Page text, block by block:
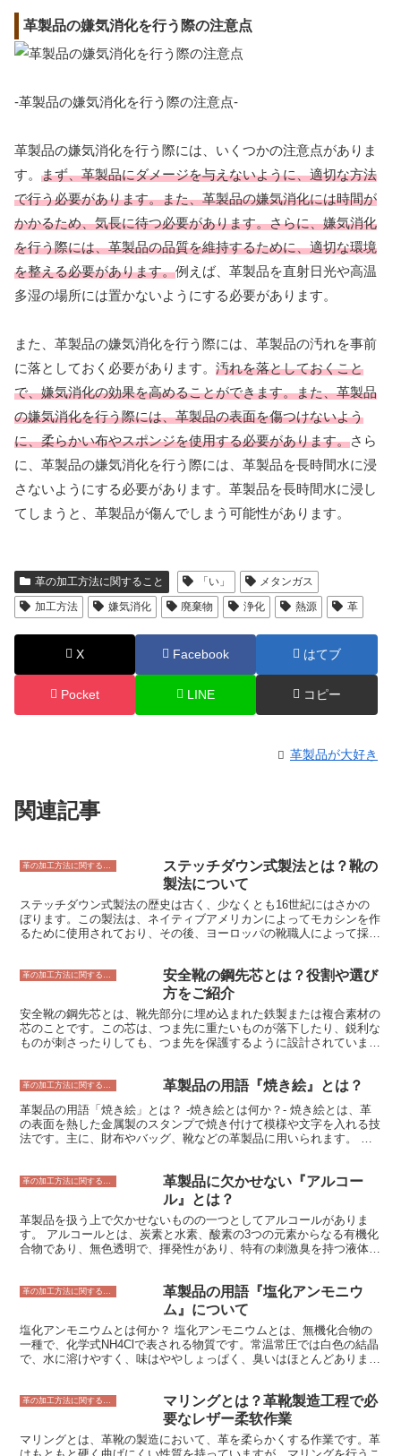
革製品の嫌気消化を行う際の注意点
-革製品の嫌気消化を行う際の注意点-
革製品の嫌気消化を行う際には、いくつかの注意点がありま
す。 まず、革製品にダメージを与えないように、適切な方法
で行う必要があります。また、革製品の嫌気消化には時間が
かかるため、気長に待つ必要があります。さらに、嫌気消化
を行う際には、革製品の品質を維持するために、適切な環境
を整える必要があります。例えば、革製品を直射日光や高温
多湿の場所には置かないようにする必要があります。
また、革製品の嫌気消化を行う際には、革製品の汚れを事前
に落としておく必要があります。 汚れを落としておくこと
で、嫌気消化の効果を高めることができます。また、革製品
の嫌気消化を行う際には、革製品の表面を傷つけないよう
に、柔らかい布やスポンジを使用する必要があります。さら
に、革製品の嫌気消化を行う際には、革製品を長時間水に浸
さないようにする必要があります。革製品を長時間水に浸し
てしまうと、革製品が傷んでしまう可能性があります。
革の加工方法に関すること 「い」
メタンガス
加工方法
嫌気消化 廃棄物 浄化 熱源 革
X Facebook はてブ
Pocket LINE コピー
革製品が大好き
関連記事
ステッチダウン式製法とは？靴の
製法について
ステッチダウン式製法の歴史は古く、少なくとも16世紀にはさかの
ぼります。この製法は、ネイティブアメリカンによってモカシンを作
るために使用されており、その後、ヨーロッパの靴職人によって採用
ブーツやワークブーツを作るために広く使用されていました。この製
法は、靴の製造をより効率的にする機械の発明によってさらに人気が
高まりました。今日では、ステッチダウン式製法は、ワークブーツ、
カジュアルシューズ、ドレスシューズなど、さまざまな靴に使用され
ています。
革の加工方法に関すること
安全靴の鋼先芯とは？役割や選び
方をご紹介
安全靴の鋼先芯とは、靴先部分に埋め込まれた鉄製または複合素材の
芯のことです。この芯は、つま先に重たいものが落下したり、鋭利な
ものが刺さったりしても、つま先を保護するように設計されていま
鋼先芯には、様々な種類があります。最も一般的なのは、鉄製の鋼先
担がかかる場合があります。また、複合素材で作られた鋼先芯もあり
ます。複合素材製の鋼先芯は、鉄製の鋼先芯よりも軽量で、足に優し
いですが、鉄製の鋼先芯よりも高価です。 安全靴の鋼先芯を選ぶ際
鋼先芯の種類を選ぶこと。 ・つま先を保護するのに十分な大きさの
鋼先芯を選ぶこと。 ・鋼先芯が靴の中で正しくフィットしているこ
要な装備です。正しい鋼先芯を選ぶことで、つま先を保護し、安全な
作業環境で働くことができます。
革の加工方法に関すること 革製品の用語『焼き絵』とは？
革製品の用語「焼き絵」とは？ -焼き絵とは何か？- 焼き絵とは、革
の表面を熱した金属製のスタンプで焼き付けて模様や文字を入れる技
法です。主に、財布やバッグ、靴などの革製品に用いられます。 焼
なります。この焦げた部分を模様や文字の形にデザインすることで、
焼き絵が完成します。 焼き絵は、革製品に個性とオリジナリティを
演出するのに最適な技法です。また、焼き絵は革に熱を加えて変色さ
せるため、革の表面が硬くなり、傷つきにくくなるという効果もあり
ます。
革製品に欠かせない『アルコー
ル』とは？
革製品を扱う上で欠かせないものの一つとしてアルコールがありま
す。 アルコールとは、炭素と水素、酸素の3つの元素からなる有機化
合物であり、無色透明で、揮発性があり、特有の刺激臭を持つ液体で
います。 革製品に使用されるアルコールは、主にエタノールです。
エタノールは、別名「消毒用アルコール」とも呼ばれ、細菌やウイル
スを殺菌する効果があるため、革製品の洗浄や消毒に使用されます。
また、エタノールは、革の表面を滑らかにしたり、革のツヤを出した
りする効果もあるため、革製品の仕上げに使用されることもありま
す。
革製品の用語『塩化アンモニウ
ム』について
塩化アンモニウムとは何か？ 塩化アンモニウムとは、無機化合物の
一種で、化学式NH4Clで表される物質です。常温常圧では白色の結晶
で、水に溶けやすく、味はややしょっぱく、臭いはほとんどありませ
池、肥料、医薬品、染料、皮なめしなどの様々な用途に使用されてい
革の加工方法に関すること
マリングとは？革靴製造工程で必
要なレザー柔软作業
マリングとは、革靴の製造において、革を柔らかくする作業です。革